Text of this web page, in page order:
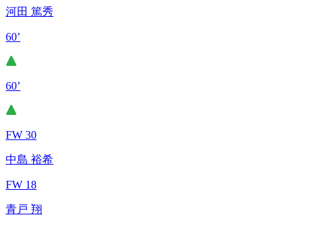
河田 篤秀
60’
60’
FW 30
中島 裕希
FW 18
青戸 翔